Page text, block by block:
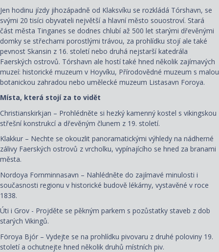
Jen hodinu jízdy jihozápadně od Klaksvíku se rozkládá Tórshavn, se
svými 20 tisíci obyvateli největší a hlavní město souostroví. Stará
část města Tinganes se dodnes chlubí až 500 let starými dřevěnými
domky se střechami porostlými trávou, za prohlídku stojí ale také
pevnost Skansin z 16. století nebo druhá nejstarší katedrála
Faerských ostrovů. Tórshavn ale hostí také hned několik zajímavých
muzeí: historické muzeum v Hoyvíku, Přírodovědné muzeum s malou
botanickou zahradou nebo umělecké muzeum Listasavn Foroya.
Místa, která stojí za to vidět
Christianskirkjan – Prohlédněte si hezký kamenný kostel s vikingskou
střešní konstrukcí a dřevěným člunem z 19. století.
Klakkur – Nechte se okouzlit panoramatickými výhledy na nádherné
zálivy Faerských ostrovů z vrcholku, vypínajícího se hned za branami
města.
Nordoya Fornminnasavn – Nahlédněte do zajímavé minulosti i
současnosti regionu v historické budově lékárny, vystavěné v roce
1838.
Úti i Grov - Projděte se pěkným parkem s pozůstatky staveb z dob
starých Vikingů.
Föroya Bjór – Vydejte se na prohlídku pivovaru z druhé poloviny 19.
století a ochutnejte hned několik druhů místních piv.